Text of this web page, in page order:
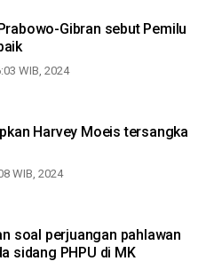
Gibran sebut Pemilu
WIB, 2024
Harvey Moeis tersangka
WIB, 2024
soal perjuangan pahlawan
sidang PHPU di MK